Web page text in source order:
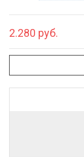
2.280 руб.